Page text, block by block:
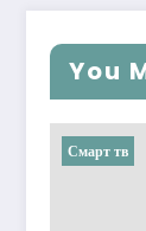
You
Смарт тв